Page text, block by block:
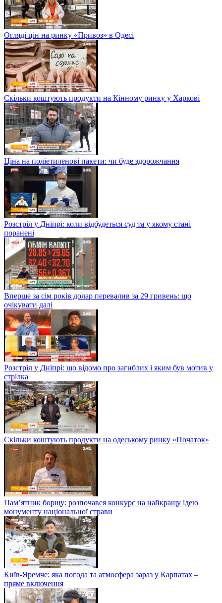
Огляді цін на ринку «Привоз» в Одесі
Скільки коштують продукти на Кінному ринку у Харкові
Ціна на поліетиленові пакети: чи буде здорожчання
Розстріл у Дніпрі: коли відбудеться суд та у якому стані
поранені
Вперше за сім років долар перевалив за 29 гривень: що
очікувати далі
Розстріл у Дніпрі: що відомо про загиблих і яким був мотив у
стрілка
Скільки коштують продукти на одеському ринку «Початок»
Пам’ятник борщу: розпочався конкурс на найкращу ідею
монументу національної страви
Київ-Яремче: яка погода та атмосфера зараз у Карпатах –
пряме включення